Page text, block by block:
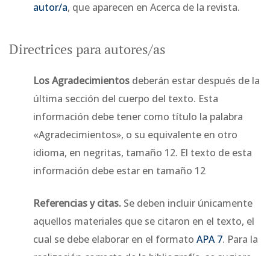
autor/a, que aparecen en Acerca de la revista.
Directrices para autores/as
Los Agradecimientos deberán estar después de la
última sección del cuerpo del texto. Esta
información debe tener como título la palabra
«Agradecimientos», o su equivalente en otro
idioma, en negritas, tamaño 12. El texto de esta
información debe estar en tamaño 12
Referencias y citas. Se deben incluir únicamente
aquellos materiales que se citaron en el texto, el
cual se debe elaborar en el formato APA 7. Para la